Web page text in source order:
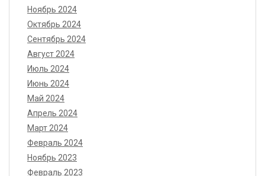
Ноябрь 2024
Октябрь 2024
Сентябрь 2024
Август 2024
Июль 2024
Июнь 2024
Май 2024
Апрель 2024
Март 2024
Февраль 2024
Ноябрь 2023
Февраль 2023